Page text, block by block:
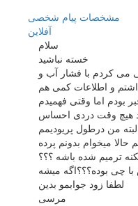
مشخصات پیام شخصی
آفلاين
سلام
خسته نباشید
می کردم با فشار آب و
و اطلاعات کمی هم
بودم اما وقتی فهمیدم
هیچ وقت دردی احساس
من درطول پریودیمم
میخوام بدونم پرده
ترمیم شده باشه ؟؟؟
چی بوده؟؟؟اگه میشه
لطفا زود جوابمو بدین
مرسی